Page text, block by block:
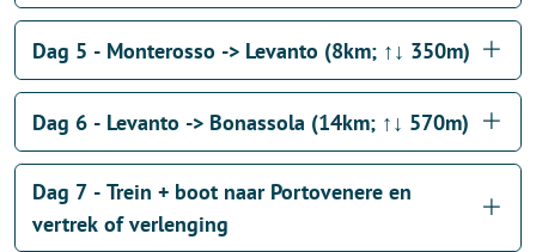
Dag 5 - Monterosso -> Levanto (8km; ↑↓ 350m)
Dag 6 - Levanto -> Bonassola (14km; ↑↓ 570m)
Dag 7 - Trein + boot naar Portovenere en
vertrek of verlenging